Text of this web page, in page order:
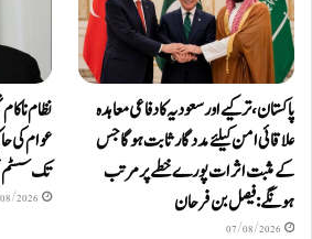
پاکستان، ترکیے اور سعودیہ کا دفاعی معاہدہ
علاقائی امن کیلئے مددگار ثابت ہوگا جس
کے مثبت اثرات پورے خطے پر مرتب
ہونگے: فیصل بن فرحان
07/08/2026
نظام
عوام کی
تک سسٹم
2026